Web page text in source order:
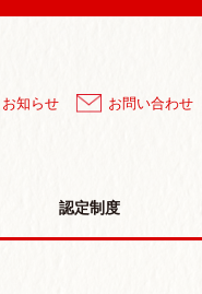
お知らせ お問い合わせ
認定制度